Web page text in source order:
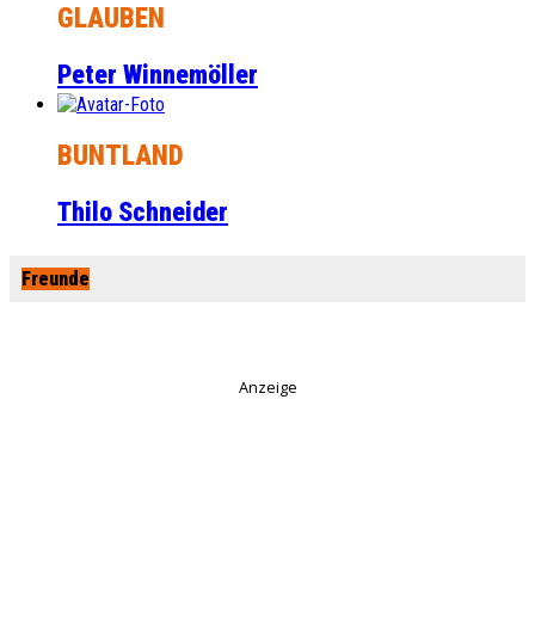
GLAUBEN
Peter Winnemöller
BUNTLAND
Thilo Schneider
Freunde
Anzeige